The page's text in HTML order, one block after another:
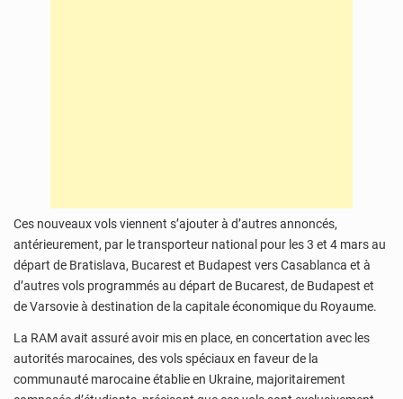
Ces nouveaux vols viennent s’ajouter à d’autres annoncés,
antérieurement, par le transporteur national pour les 3 et 4 mars au
départ de Bratislava, Bucarest et Budapest vers Casablanca et à
d’autres vols programmés au départ de Bucarest, de Budapest et
de Varsovie à destination de la capitale économique du Royaume.
La RAM avait assuré avoir mis en place, en concertation avec les
autorités marocaines, des vols spéciaux en faveur de la
communauté marocaine établie en Ukraine, majoritairement